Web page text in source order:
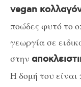
vegan
ποώδες φυτό το
γεωργία σε
στην
Η δομή του